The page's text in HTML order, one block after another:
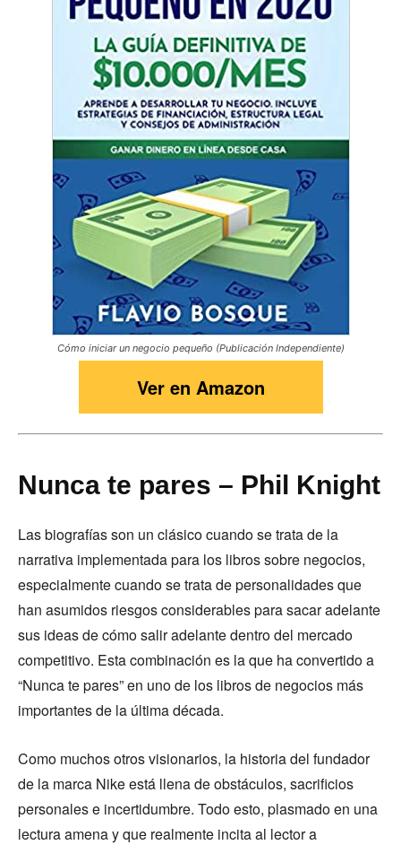
Cómo iniciar un negocio pequeño (Publicación Independiente)
Ver en Amazon
Nunca te pares – Phil Knight
Las biografías son un clásico cuando se trata de la
narrativa implementada para los libros sobre negocios,
especialmente cuando se trata de personalidades que
han asumidos riesgos considerables para sacar adelante
sus ideas de cómo salir adelante dentro del mercado
competitivo. Esta combinación es la que ha convertido a
“Nunca te pares” en uno de los libros de negocios más
importantes de la última década.
Como muchos otros visionarios, la historia del fundador
de la marca Nike está llena de obstáculos, sacrificios
personales e incertidumbre. Todo esto, plasmado en una
lectura amena y que realmente incita al lector a